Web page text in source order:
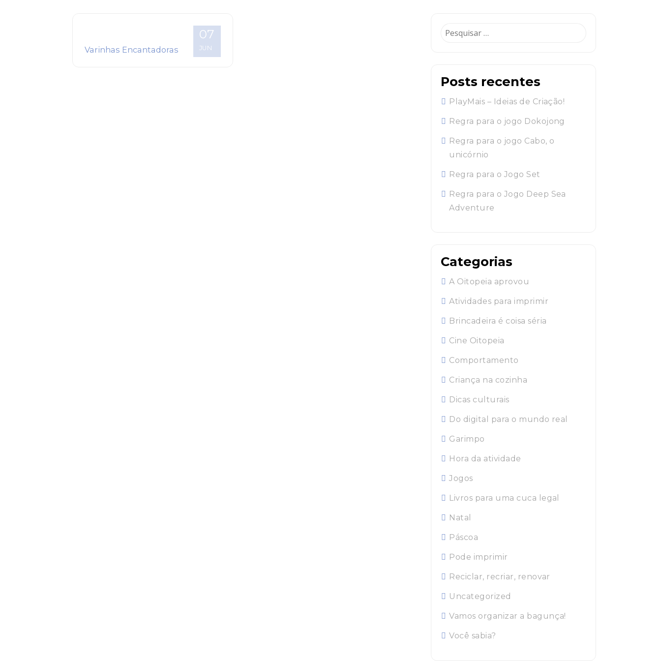
07
JUN
Varinhas Encantadoras
Pesquisar
Posts recentes
PlayMais – Ideias de Criação!
Regra para o jogo Dokojong
Regra para o jogo Cabo, o
unicórnio
Regra para o Jogo Set
Regra para o Jogo Deep Sea
Adventure
Categorias
A Oitopeia aprovou
Atividades para imprimir
Brincadeira é coisa séria
Cine Oitopeia
Comportamento
Criança na cozinha
Dicas culturais
Do digital para o mundo real
Garimpo
Hora da atividade
Jogos
Livros para uma cuca legal
Natal
Páscoa
Pode imprimir
Reciclar, recriar, renovar
Uncategorized
Vamos organizar a bagunça!
Você sabia?